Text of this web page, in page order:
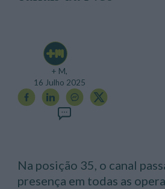
+ M,
16 Julho 2025
Na posição 35, o canal
presença em todas as